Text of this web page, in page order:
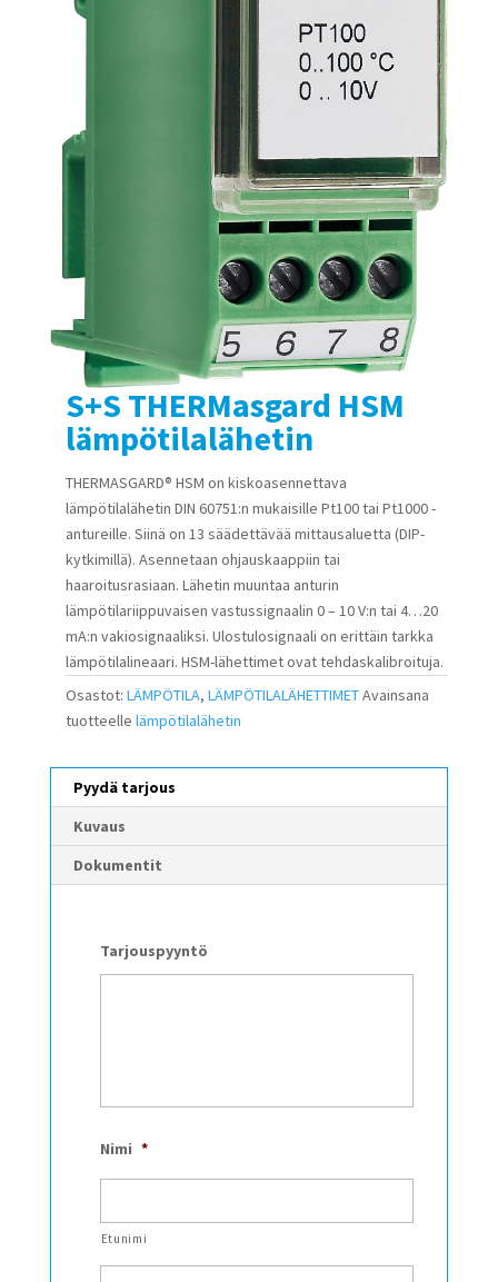
S+S THERMasgard HSM
lämpötilalähetin
THERMASGARD® HSM on kiskoasennettava
lämpötilalähetin DIN 60751:n mukaisille Pt100 tai Pt1000 -
antureille. Siinä on 13 säädettävää mittausaluetta (DIP-
kytkimillä). Asennetaan ohjauskaappiin tai
haaroitusrasiaan. Lähetin muuntaa anturin
lämpötilariippuvaisen vastussignaalin 0 – 10 V:n tai 4…20
mA:n vakiosignaaliksi. Ulostulosignaali on erittäin tarkka
lämpötilalineaari. HSM-lähettimet ovat tehdaskalibroituja.
Osastot: LÄMPÖTILA, LÄMPÖTILALÄHETTIMETAvainsana
tuotteelle lämpötilalähetin
Pyydä tarjous
Kuvaus
Dokumentit
Tarjouspyyntö
Nimi *
Etunimi